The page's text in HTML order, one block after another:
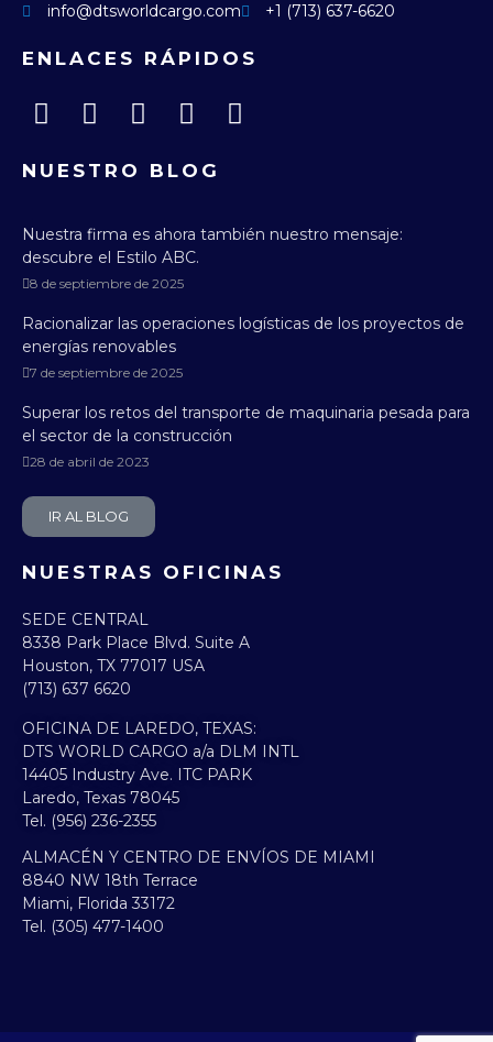
info@dtsworldcargo.com +1 (713) 637-6620
ENLACES RÁPIDOS
NUESTRO BLOG
Nuestra firma es ahora también nuestro mensaje:
descubre el Estilo ABC.
8 de septiembre de 2025
Racionalizar las operaciones logísticas de los proyectos de
energías renovables
7 de septiembre de 2025
Superar los retos del transporte de maquinaria pesada para
el sector de la construcción
28 de abril de 2023
IR AL BLOG
NUESTRAS OFICINAS
SEDE CENTRAL
8338 Park Place Blvd. Suite A
Houston, TX 77017 USA
(713) 637 6620
OFICINA DE LAREDO, TEXAS:​
DTS WORLD CARGO a/a DLM INTL
14405 Industry Ave. ITC PARK
Laredo, Texas 78045
Tel. (956) 236-2355
ALMACÉN Y CENTRO DE ENVÍOS DE MIAMI
8840 NW 18th Terrace
Miami, Florida 33172
Tel. (305) 477-1400